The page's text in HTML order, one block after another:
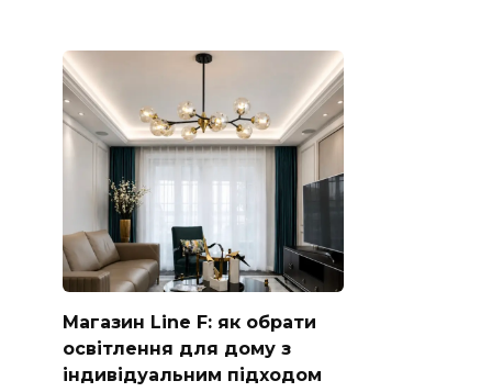
Магазин Line F: як обрати
освітлення для дому з
індивідуальним підходом